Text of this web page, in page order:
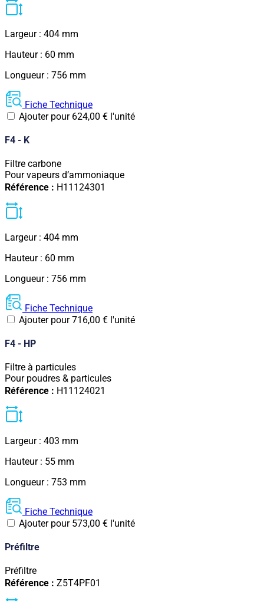
Largeur : 404 mm
Hauteur : 60 mm
Longueur : 756 mm
Fiche Technique
Ajouter pour 624,00 € l'unité
F4 - K
Filtre carbone
Pour vapeurs d’ammoniaque
Référence : H11124301
Largeur : 404 mm
Hauteur : 60 mm
Longueur : 756 mm
Fiche Technique
Ajouter pour716,00 € l'unité
F4 - HP
Filtre à particules
Pour poudres & particules
Référence : H11124021
Largeur : 403 mm
Hauteur : 55 mm
Longueur : 753 mm
Fiche Technique
Ajouter pour 573,00 € l'unité
Préfiltre
Préfiltre
Référence : Z5T4PF01